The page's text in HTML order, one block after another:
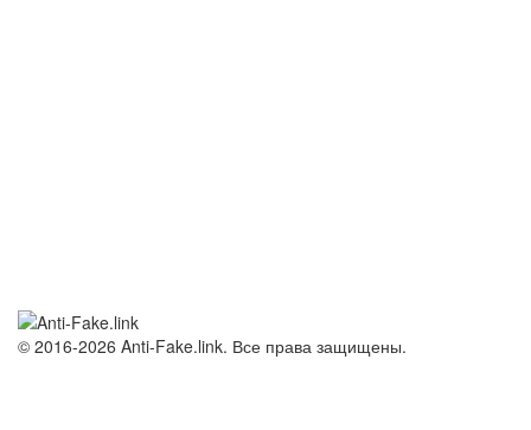
© 2016-2026 Anti-Fake.link. Все права защищены.